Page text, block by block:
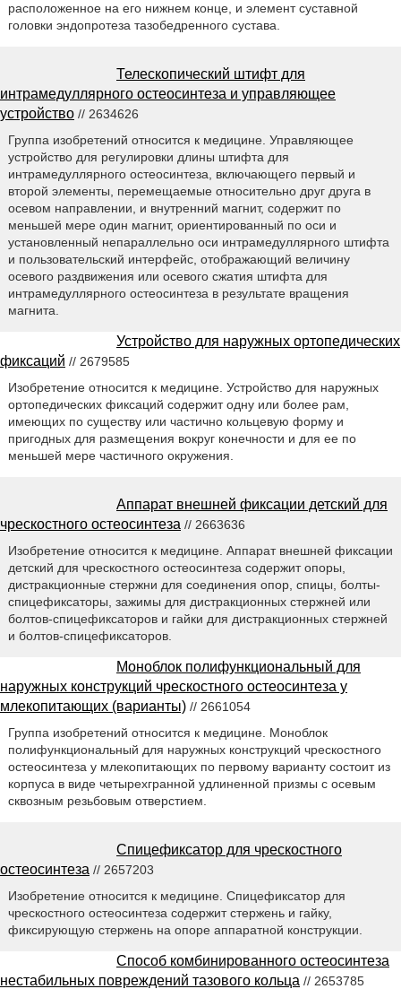
расположенное на его нижнем конце, и элемент суставной
головки эндопротеза тазобедренного сустава.
Телескопический штифт для
интрамедуллярного остеосинтеза и управляющее
устройство // 2634626
Группа изобретений относится к медицине. Управляющее
устройство для регулировки длины штифта для
интрамедуллярного остеосинтеза, включающего первый и
второй элементы, перемещаемые относительно друг друга в
осевом направлении, и внутренний магнит, содержит по
меньшей мере один магнит, ориентированный по оси и
установленный непараллельно оси интрамедуллярного штифта
и пользовательский интерфейс, отображающий величину
осевого раздвижения или осевого сжатия штифта для
интрамедуллярного остеосинтеза в результате вращения
магнита.
Устройство для наружных ортопедических
фиксаций // 2679585
Изобретение относится к медицине. Устройство для наружных
ортопедических фиксаций содержит одну или более рам,
имеющих по существу или частично кольцевую форму и
пригодных для размещения вокруг конечности и для ее по
меньшей мере частичного окружения.
Аппарат внешней фиксации детский для
чрескостного остеосинтеза // 2663636
Изобретение относится к медицине. Аппарат внешней фиксации
детский для чрескостного остеосинтеза содержит опоры,
дистракционные стержни для соединения опор, спицы, болты-
спицефиксаторы, зажимы для дистракционных стержней или
болтов-спицефиксаторов и гайки для дистракционных стержней
и болтов-спицефиксаторов.
Моноблок полифункциональный для
наружных конструкций чрескостного остеосинтеза у
млекопитающих (варианты) // 2661054
Группа изобретений относится к медицине. Моноблок
полифункциональный для наружных конструкций чрескостного
остеосинтеза у млекопитающих по первому варианту состоит из
корпуса в виде четырехгранной удлиненной призмы с осевым
сквозным резьбовым отверстием.
Спицефиксатор для чрескостного
остеосинтеза // 2657203
Изобретение относится к медицине. Спицефиксатор для
чрескостного остеосинтеза содержит стержень и гайку,
фиксирующую стержень на опоре аппаратной конструкции.
Способ комбинированного остеосинтеза
нестабильных повреждений тазового кольца // 2653785